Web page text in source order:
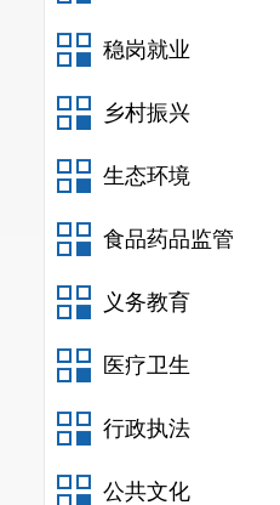
稳岗就业
乡村振兴
生态环境
食品药品监管
义务教育
医疗卫生
行政执法
公共文化